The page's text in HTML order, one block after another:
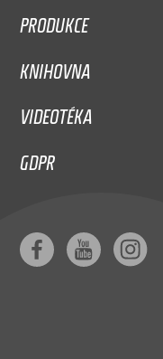
PRODUKCE
KNIHOVNA
VIDEOTÉKA
GDPR